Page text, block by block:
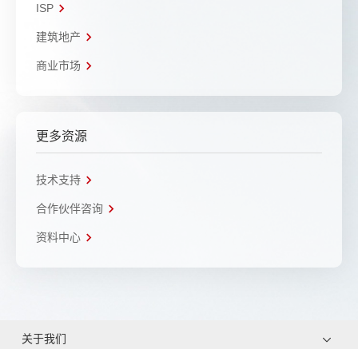
ISP
建筑地产
商业市场
更多资源
技术支持
合作伙伴咨询
资料中心
关于我们